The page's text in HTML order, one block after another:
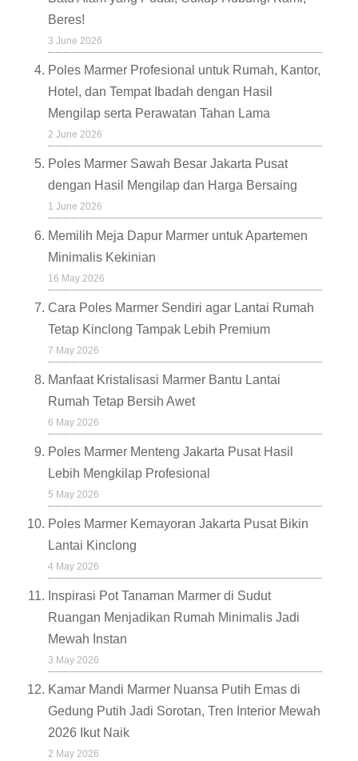
Beres!
3 June 2026
Poles Marmer Profesional untuk Rumah, Kantor,
Hotel, dan Tempat Ibadah dengan Hasil
Mengilap serta Perawatan Tahan Lama
2 June 2026
Poles Marmer Sawah Besar Jakarta Pusat
dengan Hasil Mengilap dan Harga Bersaing
1 June 2026
Memilih Meja Dapur Marmer untuk Apartemen
Minimalis Kekinian
16 May 2026
Cara Poles Marmer Sendiri agar Lantai Rumah
Tetap Kinclong Tampak Lebih Premium
7 May 2026
Manfaat Kristalisasi Marmer Bantu Lantai
Rumah Tetap Bersih Awet
6 May 2026
Poles Marmer Menteng Jakarta Pusat Hasil
Lebih Mengkilap Profesional
5 May 2026
Poles Marmer Kemayoran Jakarta Pusat Bikin
Lantai Kinclong
4 May 2026
Inspirasi Pot Tanaman Marmer di Sudut
Ruangan Menjadikan Rumah Minimalis Jadi
Mewah Instan
3 May 2026
Kamar Mandi Marmer Nuansa Putih Emas di
Gedung Putih Jadi Sorotan, Tren Interior Mewah
2026 Ikut Naik
2 May 2026